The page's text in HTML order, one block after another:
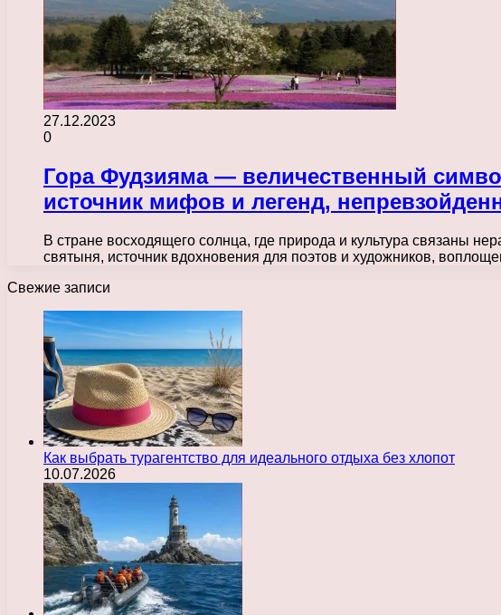
27.12.2023
0
Гора Фудзияма — величественный
источник мифов и легенд,
В стране восходящего солнца, где природа и культура связаны
святыня, источник вдохновения для поэтов и художников,
Свежие записи
Как выбрать турагентство для идеального отдыха без хлопот
10.07.2026